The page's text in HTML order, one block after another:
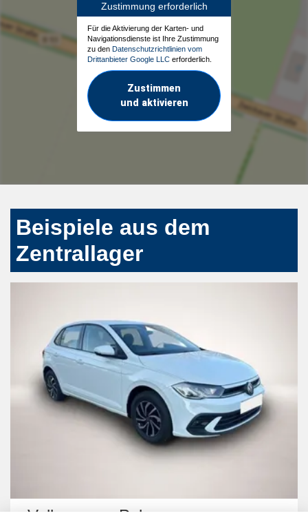
Zustimmung erforderlich
Für die Aktivierung der Karten- und
Navigationsdienste ist Ihre Zustimmung
zu den Datenschutzrichtlinien vom
Drittanbieter Google LLC erforderlich.
Zustimmen
und aktivieren
Beispiele aus dem
Zentrallager
Volkswagen Polo